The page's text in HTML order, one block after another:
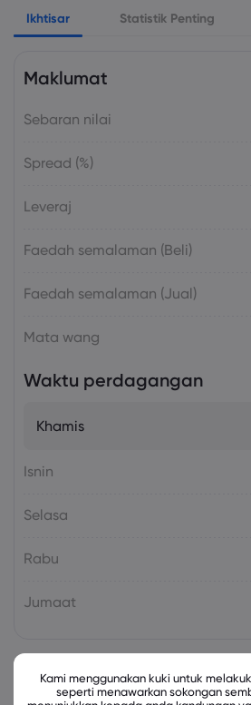
US Government Shutdown Threatens
October Inflation Data Release
US-EU Relations: Russia Sanctions
Emma Rose
Overheating, U.S. Trade Policy Risk
Ikhtisar Statistik Penting
Maklumat
Sebaran nilai
Spread (%)
Leveraj
Faedah semalaman (Beli)
Faedah semalaman (Jual)
Mata wang
Waktu perdagangan
Khamis
Isnin
Selasa
Rabu
Jumaat
Instrumen Berkaitan
Kami menggunakan kuki untuk
seperti menawarkan sokongan